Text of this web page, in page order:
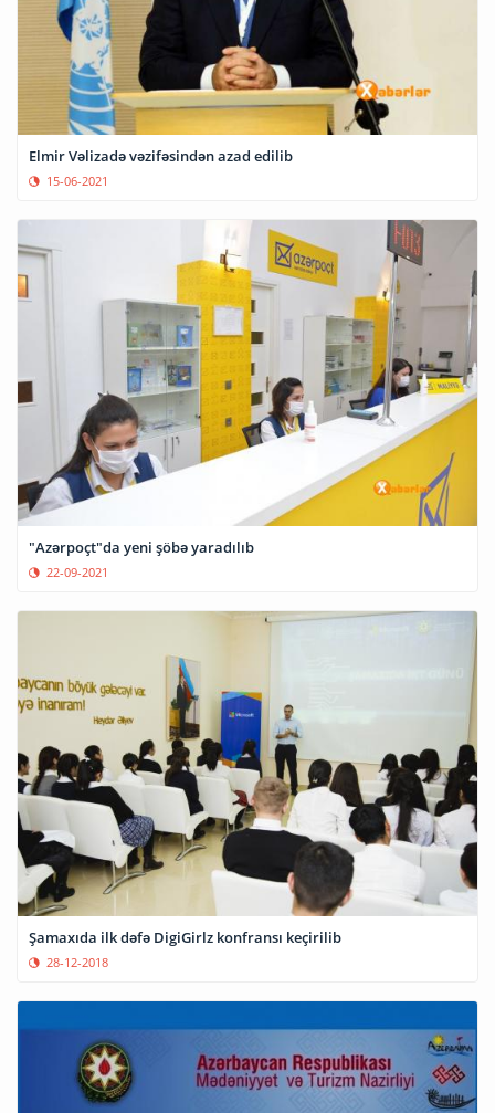
Elmir Vəlizadə vəzifəsindən azad edilib
15-06-2021
"Azərpoçt"da yeni şöbə yaradılıb
22-09-2021
Şamaxıda ilk dəfə DigiGirlz konfransı keçirilib
28-12-2018